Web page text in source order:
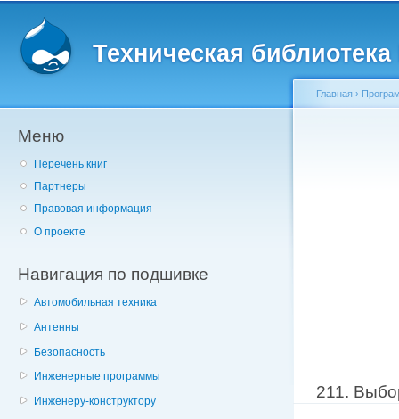
Техническая
Меню
Перечень книг
Партнеры
Правовая информация
О проекте
Навигация по подшивке
Автомобильная техника
Антенны
Безопасность
Инженерные программы
Инженеру-конструктору
Главная ›
211.